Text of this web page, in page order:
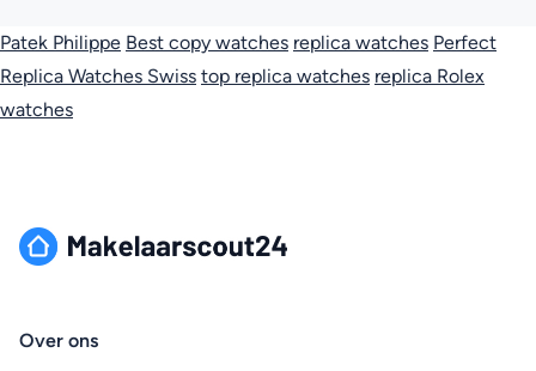
Patek Philippe Best copy watches replica watches Perfect
Replica Watches Swiss top replica watches replica Rolex
watches
Over ons